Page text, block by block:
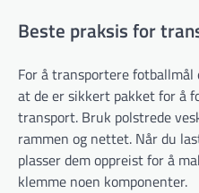
Beste praksis for
For å transportere
at de er sikkert pakket for å
transport. Bruk polstrede
rammen og nettet. Når du
plasser dem oppreist for å
klemme noen komponenter.